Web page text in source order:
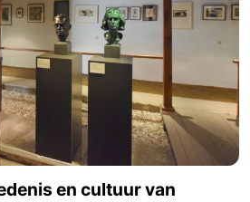
en cultuur van